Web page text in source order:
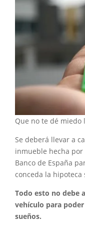
Que no te dé miedo
Se deberá llevar a
inmueble hecha
Banco de España
conceda la hipoteca
Todo esto no debe
vehículo para
sueños.